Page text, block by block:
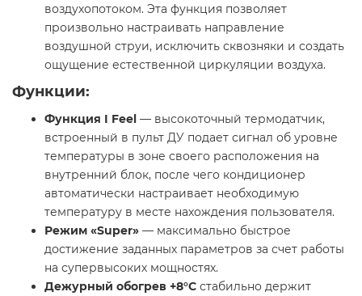
воздухопотоком. Эта функция позволяет
произвольно настраивать направление
воздушной струи, исключить сквозняки и создать
ощущение естественной циркуляции воздуха.
Функции:
Функция I Feel — высокоточный термодатчик,
встроенный в пульт ДУ подает сигнал об уровне
температуры в зоне своего расположения на
внутренний блок, после чего кондиционер
автоматически настраивает необходимую
температуру в месте нахождения пользователя.
Режим «Super» — максимально быстрое
достижение заданных параметров за счет работы
на супервысоких мощностях.
Дежурный обогрев +8°С стабильно держит